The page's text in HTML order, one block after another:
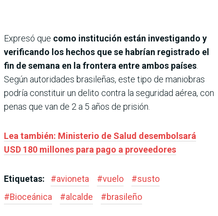
Expresó que como institución están investigando y
verificando los hechos que se habrían registrado el
fin de semana en la frontera entre ambos países
Según autoridades brasileñas, este tipo de maniobras
podría constituir un delito contra la seguridad aérea, con
penas que van de 2 a 5 años de prisión.
Lea también: Ministerio de Salud desembolsará
USD 180 millones para pago a proveedores
Etiquetas: #avioneta #vuelo #susto
#Bioceánica #alcalde #brasileño